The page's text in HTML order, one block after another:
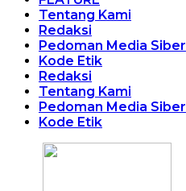
Tentang Kami
Redaksi
Pedoman Media Siber
Kode Etik
Redaksi
Tentang Kami
Pedoman Media Siber
Kode Etik